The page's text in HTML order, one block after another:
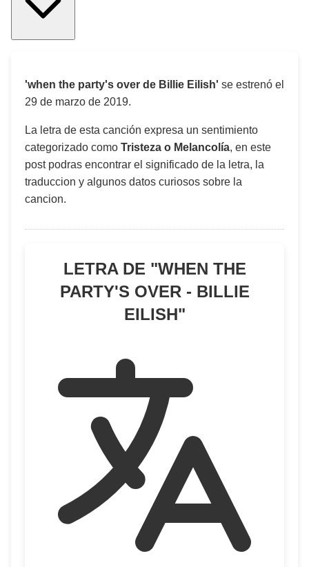
'when the party's over de Billie Eilish' se estrenó el
29 de marzo de 2019.
La letra de esta canción expresa un sentimiento
categorizado como Tristeza o Melancolía, en este
post podras encontrar el significado de la letra, la
traduccion y algunos datos curiosos sobre la
cancion.
LETRA DE "WHEN THE
PARTY'S OVER - BILLIE
EILISH"